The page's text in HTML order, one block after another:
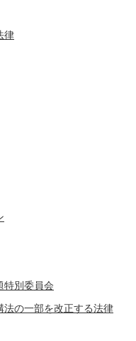
律
特別委員会
法の一部を改正する法律